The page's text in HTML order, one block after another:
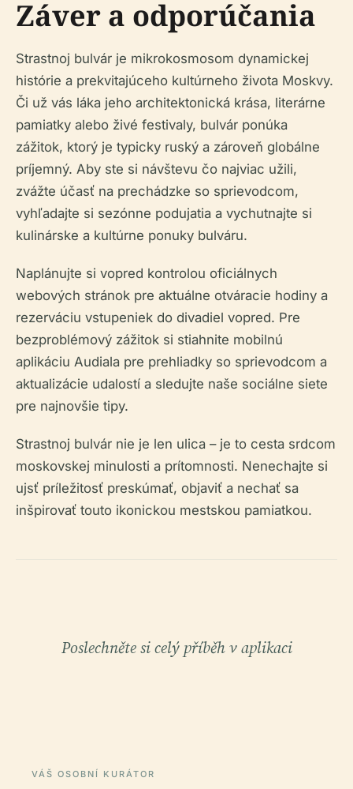
Záver a odporúčania
Strastnoj bulvár je mikrokosmosom dynamickej
histórie a prekvitajúceho kultúrneho života Moskvy.
Či už vás láka jeho architektonická krása, literárne
pamiatky alebo živé festivaly, bulvár ponúka
zážitok, ktorý je typicky ruský a zároveň globálne
príjemný. Aby ste si návštevu čo najviac užili,
zvážte účasť na prechádzke so sprievodcom,
vyhľadajte si sezónne podujatia a vychutnajte si
kulinárske a kultúrne ponuky bulváru.
Naplánujte si vopred kontrolou oficiálnych
webových stránok pre aktuálne otváracie hodiny a
rezerváciu vstupeniek do divadiel vopred. Pre
bezproblémový zážitok si stiahnite mobilnú
aplikáciu Audiala pre prehliadky so sprievodcom a
aktualizácie udalostí a sledujte naše sociálne siete
pre najnovšie tipy.
Strastnoj bulvár nie je len ulica – je to cesta srdcom
moskovskej minulosti a prítomnosti. Nenechajte si
ujsť príležitosť preskúmať, objaviť a nechať sa
inšpirovať touto ikonickou mestskou pamiatkou.
Poslechněte si celý příběh v aplikaci
VÁŠ OSOBNÍ KURÁTOR